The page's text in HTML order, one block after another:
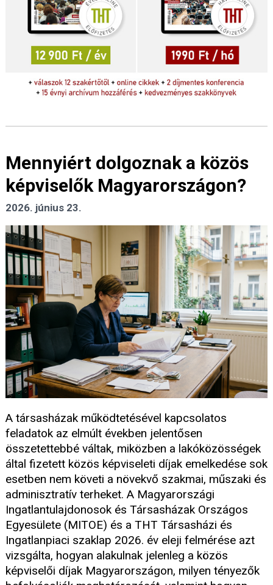
Mennyiért dolgoznak a közös
képviselők Magyarországon?
2026. június 23.
A társasházak működtetésével kapcsolatos
feladatok az elmúlt években jelentősen
összetettebbé váltak, miközben a lakóközösségek
által fizetett közös képviseleti díjak emelkedése sok
esetben nem követi a növekvő szakmai, műszaki és
adminisztratív terheket. A Magyarországi
Ingatlantulajdonosok és Társasházak Országos
Egyesülete (MITOE) és a THT Társasházi és
Ingatlanpiaci szaklap 2026. év eleji felmérése azt
vizsgálta, hogyan alakulnak jelenleg a közös
képviselői díjak Magyarországon, milyen tényezők